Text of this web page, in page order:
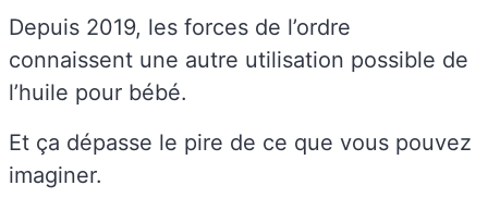
Depuis 2019, les forces de l’ordre
connaissent une autre utilisation possible de
l’huile pour bébé.
Et ça dépasse le pire de ce que vous pouvez
imaginer.